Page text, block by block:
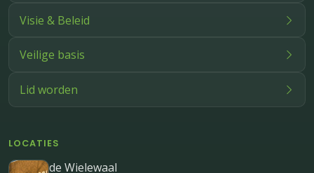
Visie & Beleid
Veilige basis
Lid worden
LOCATIES
de Wielewaal